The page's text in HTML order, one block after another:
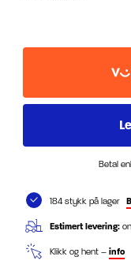
Betal
184 stykk på lager
Estimert levering:
Klikk og hent – info